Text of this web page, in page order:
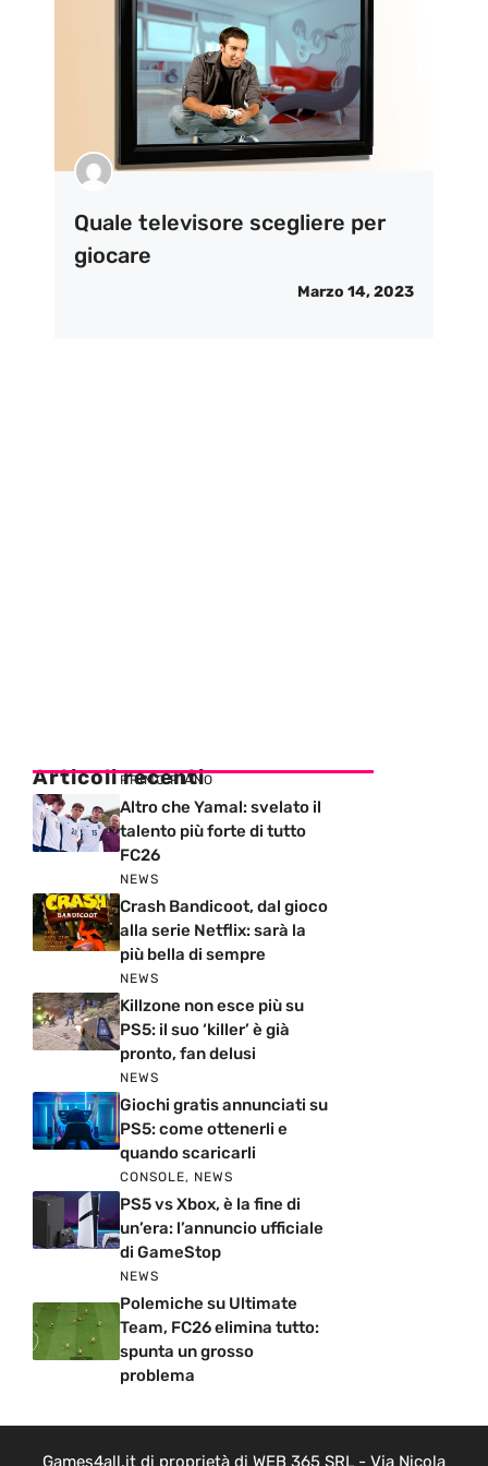
Quale televisore scegliere per
giocare
Marzo 14, 2023
Articoli recenti
PRIMO PIANO
Altro che Yamal: svelato il
talento più forte di tutto
FC26
NEWS
Crash Bandicoot, dal gioco
alla serie Netflix: sarà la
più bella di sempre
NEWS
Killzone non esce più su
PS5: il suo ‘killer’ è già
pronto, fan delusi
NEWS
Giochi gratis annunciati su
PS5: come ottenerli e
quando scaricarli
CONSOLE, NEWS
PS5 vs Xbox, è la fine di
un’era: l’annuncio ufficiale
di GameStop
NEWS
Polemiche su Ultimate
Team, FC26 elimina tutto:
spunta un grosso
problema
Games4all.it di proprietà di WEB 365 SRL - Via Nicola